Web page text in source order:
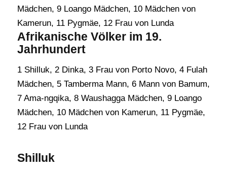
Mädchen, 9 Loango Mädchen, 10 Mädchen von
Kamerun, 11 Pygmäe, 12 Frau von Lunda
Afrikanische Völker im 19.
Jahrhundert
1 Shilluk, 2 Dinka, 3 Frau von Porto Novo, 4 Fulah
Mädchen, 5 Tamberma Mann, 6 Mann von Bamum,
7 Ama-ngqika, 8 Waushagga Mädchen, 9 Loango
Mädchen, 10 Mädchen von Kamerun, 11 Pygmäe,
12 Frau von Lunda
Shilluk